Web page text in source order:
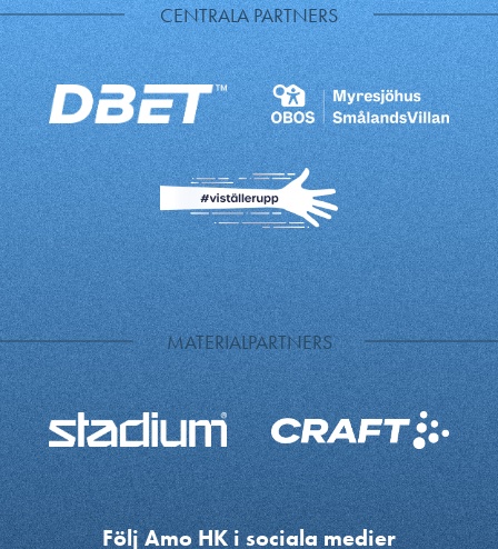
CENTRALA PARTNERS
MATERIALPARTNERS
Följ Amo HK i sociala medier